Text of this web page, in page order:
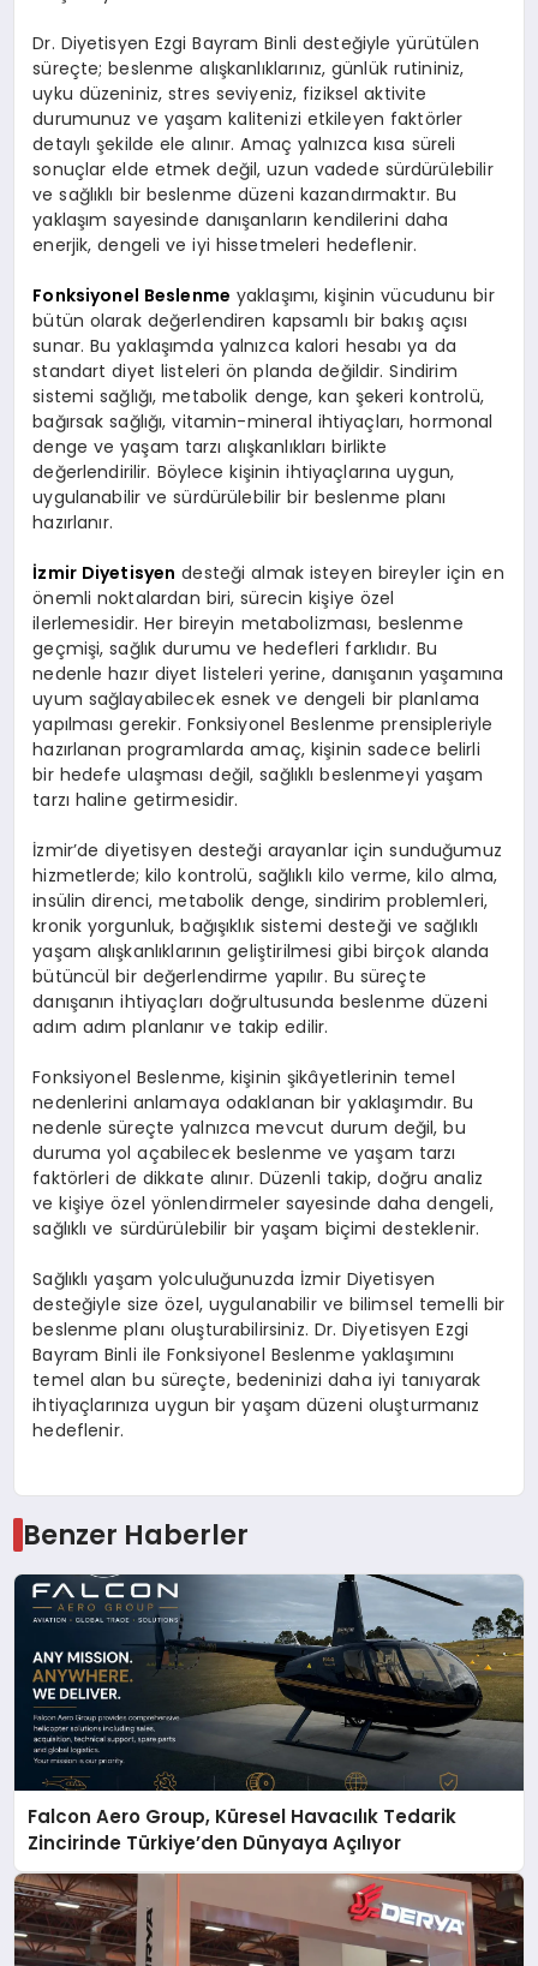
Dr. Diyetisyen Ezgi Bayram Binli desteğiyle yürütülen
süreçte; beslenme alışkanlıklarınız, günlük rutininiz,
uyku düzeniniz, stres seviyeniz, fiziksel aktivite
durumunuz ve yaşam kalitenizi etkileyen faktörler
detaylı şekilde ele alınır. Amaç yalnızca kısa süreli
sonuçlar elde etmek değil, uzun vadede sürdürülebilir
ve sağlıklı bir beslenme düzeni kazandırmaktır. Bu
yaklaşım sayesinde danışanların kendilerini daha
enerjik, dengeli ve iyi hissetmeleri hedeflenir.
Fonksiyonel Beslenme yaklaşımı, kişinin vücudunu bir
bütün olarak değerlendiren kapsamlı bir bakış açısı
sunar. Bu yaklaşımda yalnızca kalori hesabı ya da
standart diyet listeleri ön planda değildir. Sindirim
sistemi sağlığı, metabolik denge, kan şekeri kontrolü,
bağırsak sağlığı, vitamin-mineral ihtiyaçları, hormonal
denge ve yaşam tarzı alışkanlıkları birlikte
değerlendirilir. Böylece kişinin ihtiyaçlarına uygun,
uygulanabilir ve sürdürülebilir bir beslenme planı
hazırlanır.
İzmir Diyetisyen desteği almak isteyen bireyler için en
önemli noktalardan biri, sürecin kişiye özel
ilerlemesidir. Her bireyin metabolizması, beslenme
geçmişi, sağlık durumu ve hedefleri farklıdır. Bu
nedenle hazır diyet listeleri yerine, danışanın yaşamına
uyum sağlayabilecek esnek ve dengeli bir planlama
yapılması gerekir. Fonksiyonel Beslenme prensipleriyle
hazırlanan programlarda amaç, kişinin sadece belirli
bir hedefe ulaşması değil, sağlıklı beslenmeyi yaşam
tarzı haline getirmesidir.
İzmir’de diyetisyen desteği arayanlar için sunduğumuz
hizmetlerde; kilo kontrolü, sağlıklı kilo verme, kilo alma,
insülin direnci, metabolik denge, sindirim problemleri,
kronik yorgunluk, bağışıklık sistemi desteği ve sağlıklı
yaşam alışkanlıklarının geliştirilmesi gibi birçok alanda
bütüncül bir değerlendirme yapılır. Bu süreçte
danışanın ihtiyaçları doğrultusunda beslenme düzeni
adım adım planlanır ve takip edilir.
Fonksiyonel Beslenme, kişinin şikâyetlerinin temel
nedenlerini anlamaya odaklanan bir yaklaşımdır. Bu
nedenle süreçte yalnızca mevcut durum değil, bu
duruma yol açabilecek beslenme ve yaşam tarzı
faktörleri de dikkate alınır. Düzenli takip, doğru analiz
ve kişiye özel yönlendirmeler sayesinde daha dengeli,
sağlıklı ve sürdürülebilir bir yaşam biçimi desteklenir.
Sağlıklı yaşam yolculuğunuzda İzmir Diyetisyen
desteğiyle size özel, uygulanabilir ve bilimsel temelli bir
beslenme planı oluşturabilirsiniz. Dr. Diyetisyen Ezgi
Bayram Binli ile Fonksiyonel Beslenme yaklaşımını
temel alan bu süreçte, bedeninizi daha iyi tanıyarak
ihtiyaçlarınıza uygun bir yaşam düzeni oluşturmanız
hedeflenir.
Benzer Haberler
Falcon Aero Group, Küresel Havacılık Tedarik
Zincirinde Türkiye’den Dünyaya Açılıyor